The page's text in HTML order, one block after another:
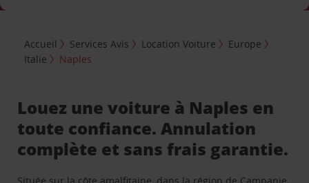
Accueil Services Avis Location Voiture
Europe
Italie
Naples
Louez une voiture à Naples en
toute confiance. Annulation
complète et sans frais garantie.
Située sur la côte amalfitaine, dans la région de Campanie,